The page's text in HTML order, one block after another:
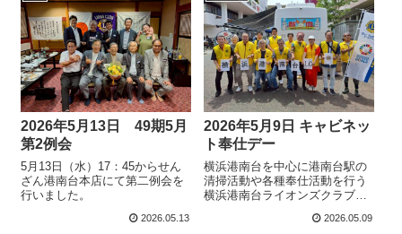
2026年5月13日 49期5月
第2例会
5月13日（水）17：45からせん
ざん港南台本店にて第二例会を
行いました。
2026.05.13
2026年5月9日 キャビネッ
ト奉仕デー
横浜港南台を中心に港南台駅の
清掃活動や各種奉仕活動を行う
横浜港南台ライオンズクラブ
にJR港南台駅改札出口で献血を
2026.05.09